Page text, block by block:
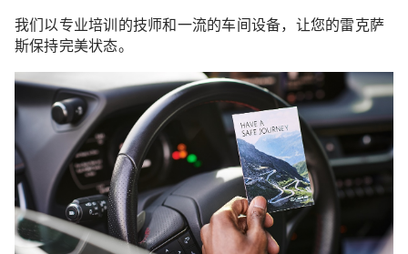
我们以专业培训的技师和一流的车间设备，让您的雷克萨
斯保持完美状态。